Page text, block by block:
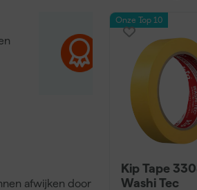
Onze Top 10
Dit product
afwijken door
Onze Top 10
Kip Tape
Washi Tec